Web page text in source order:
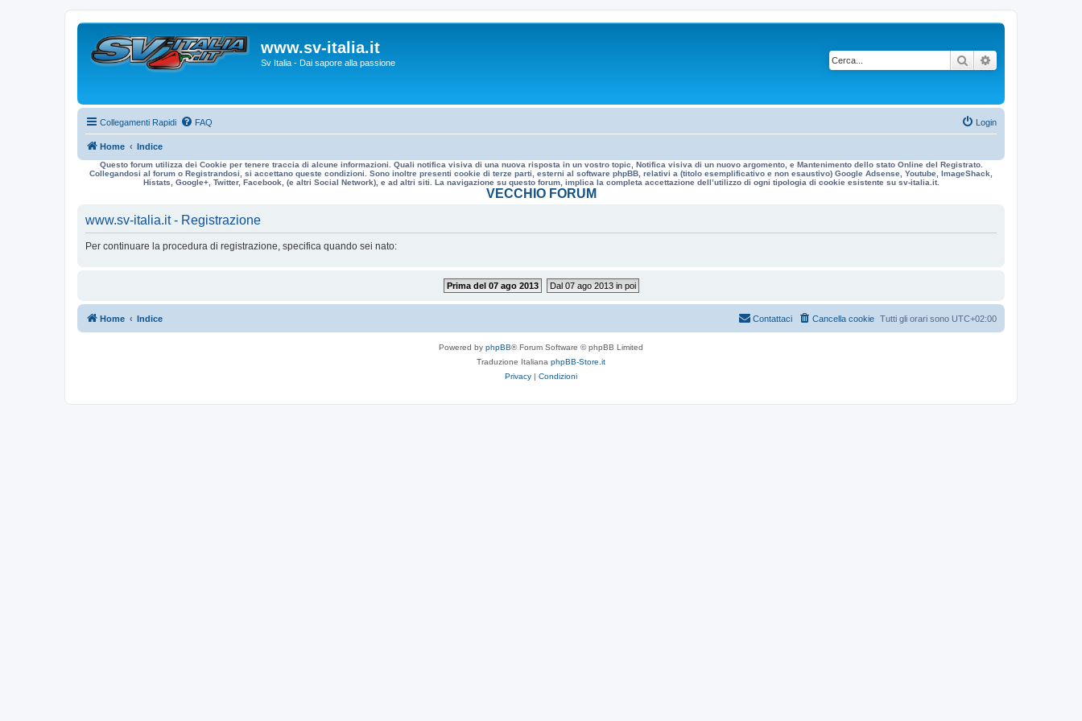
www.sv-italia.it
Sv Italia - Dai sapore alla passione Cerca
Collegamenti Rapidi FAQ Login
Home Indice
Questo forum utilizza dei Cookie per tenere traccia di alcune informazioni. Quali notifica visiva di una nuova risposta in un vostro topic, Notifica visiva di un nuovo argomento, e Mantenimento dello stato Online del Registrato.
Collegandosi al forum o Registrandosi, si accettano queste condizioni. Sono inoltre presenti cookie di terze parti, esterni al software phpBB, relativi a (titolo esemplificativo e non esaustivo) Google Adsense, Youtube, ImageShack,
Histats, Google+, Twitter, Facebook, (e altri Social Network), e ad altri siti. La navigazione su questo forum, implica la completa accettazione dell’utilizzo di ogni tipologia di cookie esistente su sv-italia.it.
VECCHIO FORUM
www.sv-italia.it - Registrazione
Per continuare la procedura di registrazione, specifica quando sei nato:
Prima del 07 ago 2013 Dal 07 ago 2013 in poi
Home Indice Tutti gli orari sono UTC+02:00
Cancella cookie
Contattaci
Powered by phpBB® Forum Software © phpBB Limited
Traduzione Italiana phpBB-Store.it
Privacy | Condizioni